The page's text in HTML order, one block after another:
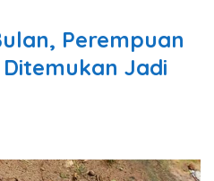
Perempuan
Jadi